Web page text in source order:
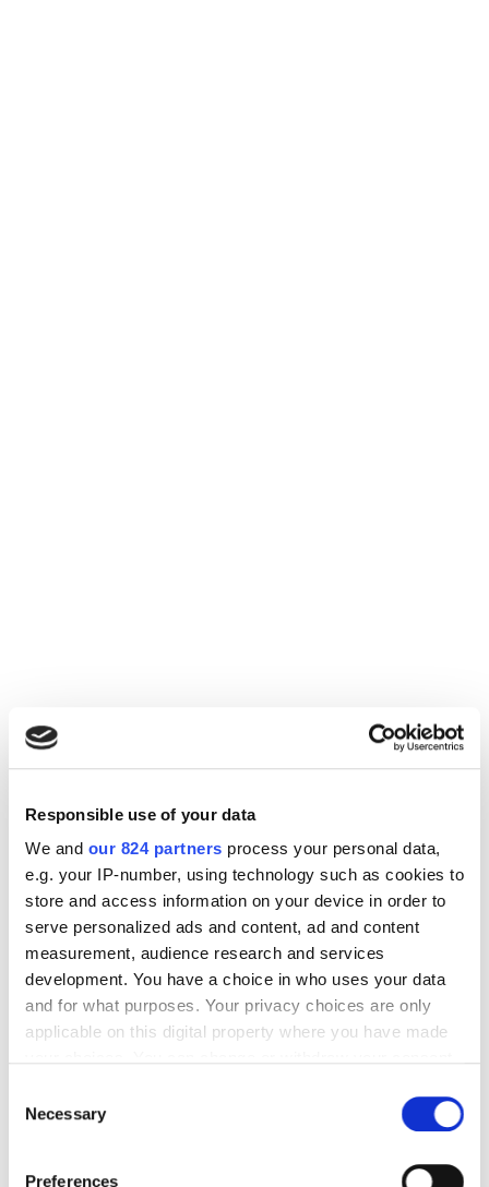
Responsible use of your data
We and our 824 partners process your personal data,
e.g. your IP-number, using technology such as cookies to
store and access information on your device in order to
serve personalized ads and content, ad and content
measurement, audience research and services
development. You have a choice in who uses your data
and for what purposes. Your privacy choices are only
applicable on this digital property where you have made
the Privacy trigger icon.
Selection
Necessary
Preferences